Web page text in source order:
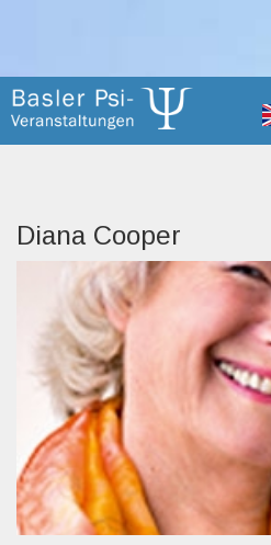
Diana Cooper